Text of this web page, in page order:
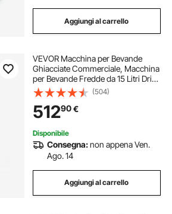
Aggiungi al carrello
VEVOR Macchina per Bevande
Ghiacciate Commerciale, Macchina
per Bevande Fredde da 15 Litri Drink
Frullati Margarita in Acciaio Inox,
Frullatore per Slush per Feste
Ristoranti, Caffetterie, Bar
(504)
51290€
Disponibile
Consegna:non appena Ven.
Ago. 14
Aggiungi al carrello